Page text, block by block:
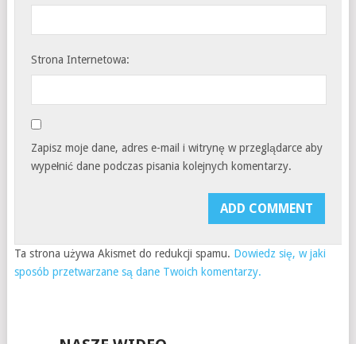
Strona Internetowa:
Zapisz moje dane, adres e-mail i witrynę w przeglądarce aby
wypełnić dane podczas pisania kolejnych komentarzy.
Ta strona używa Akismet do redukcji spamu. Dowiedz się, w jaki
sposób przetwarzane są dane Twoich komentarzy.